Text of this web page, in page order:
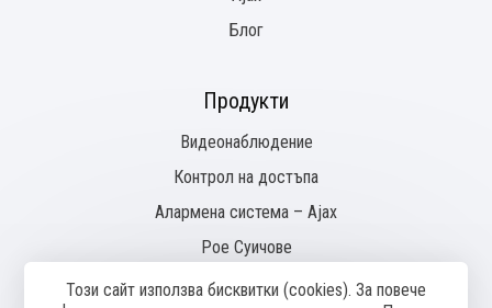
Блог
Продукти
Видеонаблюдение
Контрол на достъпа
Алармена система – Ajax
Pое Суичове
Този сайт използва бисквитки (cookies). За повече